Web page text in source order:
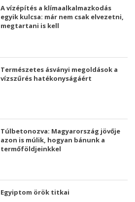
A vízépítés a klímaalkalmazkodás
egyik kulcsa: már nem csak elvezetni,
megtartani is kell
Természetes ásványi megoldások a
vízszűrés hatékonyságáért
Túlbetonozva: Magyarország jövője
azon is múlik, hogyan bánunk a
termőföldjeinkkel
Egyiptom örök titkai